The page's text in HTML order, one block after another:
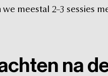
we meestal 2–3 sessies
na